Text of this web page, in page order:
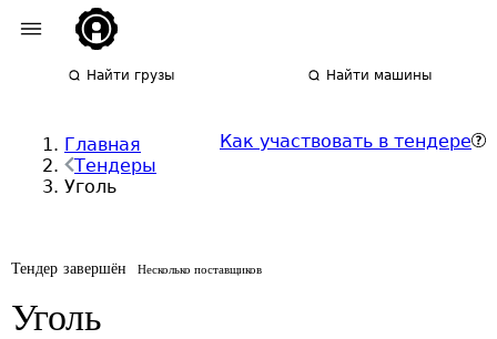
Найти грузы Найти машины
Главная
Тендеры
Уголь
Как участвовать в тендере
Тендер завершён Несколько поставщиков
Уголь